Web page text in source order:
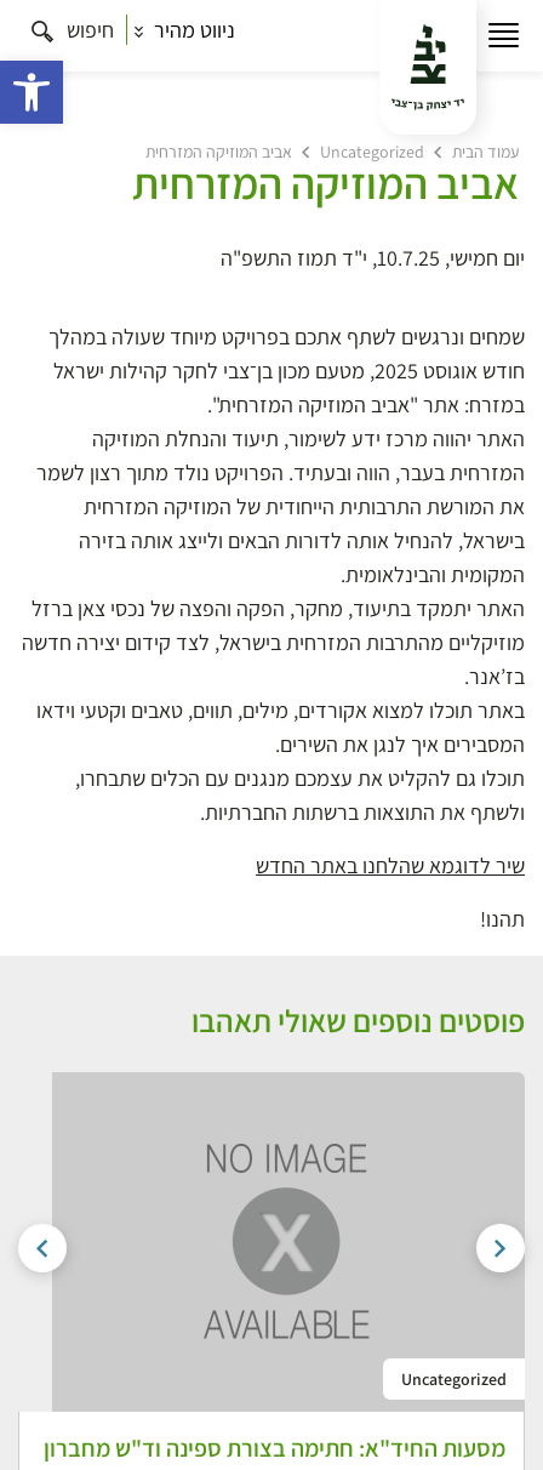
ניווט מהיר חיפוש
עמוד הבית Uncategorized אביב המוזיקה המזרחית
אביב המוזיקה המזרחית
יום חמישי, 10.7.25, י"ד תמוז התשפ"ה
שמחים ונרגשים לשתף אתכם בפרויקט מיוחד שעולה במהלך
חודש אוגוסט 2025, מטעם מכון בן־צבי לחקר קהילות ישראל
במזרח: אתר "אביב המוזיקה המזרחית".
האתר יהווה מרכז ידע לשימור, תיעוד והנחלת המוזיקה
המזרחית בעבר, הווה ובעתיד. הפרויקט נולד מתוך רצון לשמר
את המורשת התרבותית הייחודית של המוזיקה המזרחית
בישראל, להנחיל אותה לדורות הבאים ולייצג אותה בזירה
המקומית והבינלאומית.
האתר יתמקד בתיעוד, מחקר, הפקה והפצה של נכסי צאן ברזל
מוזיקליים מהתרבות המזרחית בישראל, לצד קידום יצירה חדשה
בז’אנר.
באתר תוכלו למצוא אקורדים, מילים, תווים, טאבים וקטעי וידאו
המסבירים איך לנגן את השירים.
תוכלו גם להקליט את עצמכם מנגנים עם הכלים שתבחרו,
ולשתף את התוצאות ברשתות החברתיות.
שיר לדוגמא שהלחנו באתר החדש
תהנו!
פוסטים נוספים שאולי תאהבו
Uncategorized
מסעות החיד"א: חתימה בצורת ספינה וד"ש מחברון